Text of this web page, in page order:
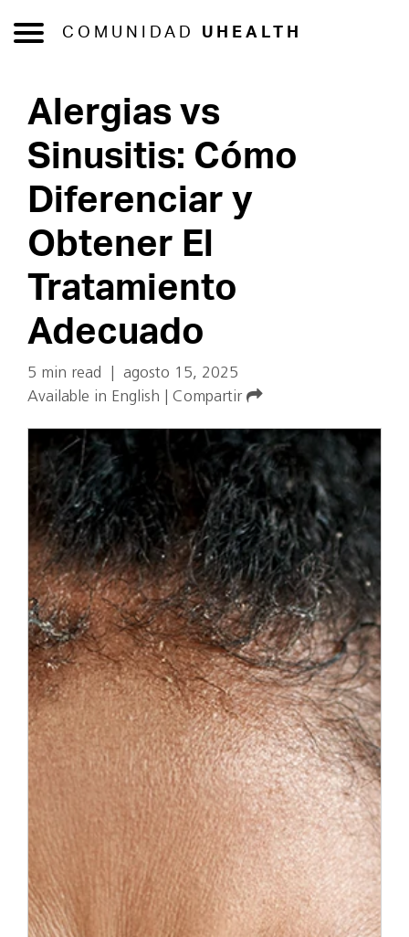
COMUNIDAD UHEALTH
Alergias vs
Sinusitis: Cómo
Diferenciar y
Obtener El
Tratamiento
Adecuado
5 min read
agosto 15, 2025
Available in English
Compartir